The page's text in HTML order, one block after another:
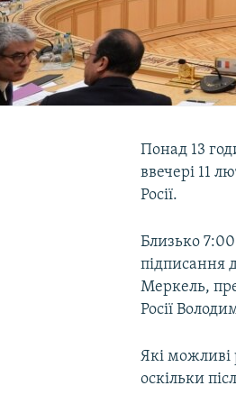
Понад 13
ввечері 11
Росії.
Близько
підписання
Меркель,
Росії
Які можливі
оскільки